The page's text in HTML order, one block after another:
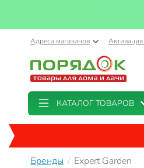
Адреса магазинов
КАТАЛОГ ТОВАРОВ
Бренды Expert Garden